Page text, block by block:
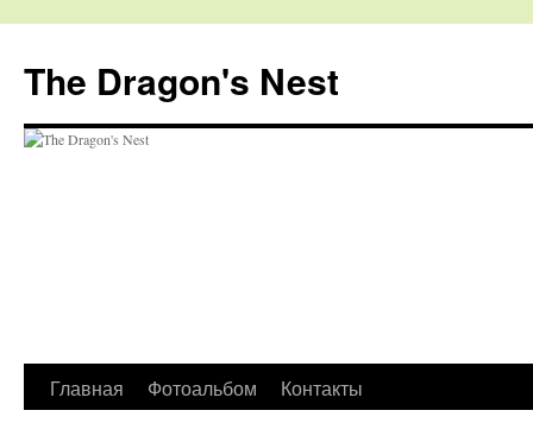
The Dragon's Nest
Перейти
Главная Фотоальбом Контакты